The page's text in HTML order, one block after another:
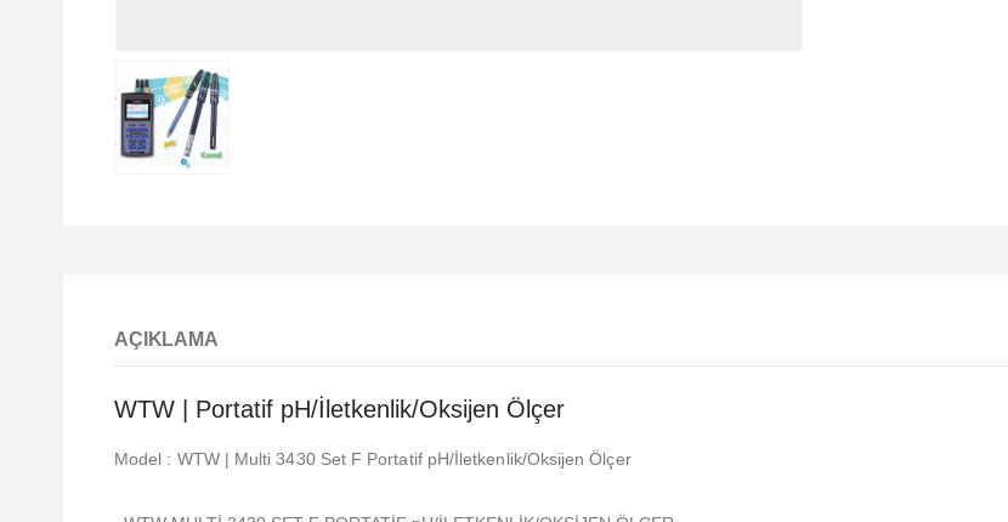
AÇIKLAMA
WTW | Portatif pH/İletkenlik/Oksijen Ölçer
Model : WTW | Multi 3430 Set F Portatif pH/İletkenlik/Oksijen Ölçer